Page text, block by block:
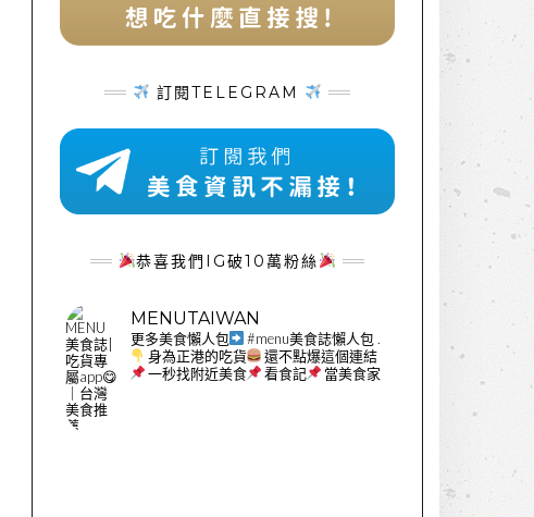
訂閱TELEGRAM
恭喜我們IG破10萬粉絲
MENUTAIWAN
更多美食懶人包 #menu美食誌懶人包 .
身為正港的吃貨
還不點爆這個連結
一秒找附近美食
看食記 當美食家